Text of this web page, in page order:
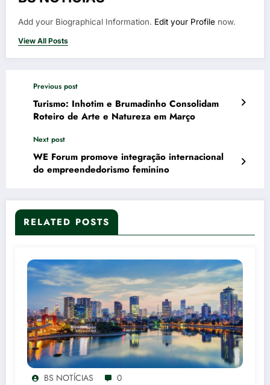
Add your Biographical Information. Edit your Profile now.
View All Posts
Previous post
Turismo: Inhotim e Brumadinho Consolidam
Roteiro de Arte e Natureza em Março
Next post
WE Forum promove integração internacional
do empreendedorismo feminino
RELATED POSTS
BS NOTÍCIAS 0